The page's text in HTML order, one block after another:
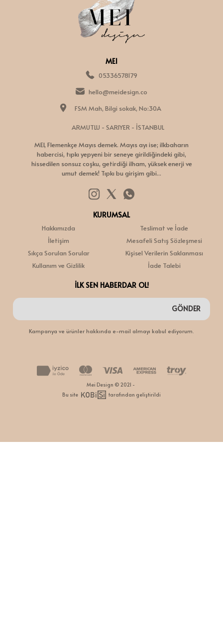
MEI
05336578179
hello@meidesign.co
FSM Mah, Bilgi sokak, No:30A
ARMUTLU - SARIYER - İSTANBUL
MEI, Flemenkçe Mayıs demek. Mayıs ayı ise; ilkbaharın
habercisi, tıpkı yepyeni bir seneye girildiğindeki gibi,
hissedilen sonsuz coşku, getirdiği ilham, yüksek enerji ve
umut demek! Tıpkı bu girişim gibi...
KURUMSAL
Hakkımızda
İletişim
Sıkça Sorulan Sorular
Kullanım ve Gizlilik
Teslimat ve İade
Mesafeli Satış Sözleşmesi
Kişisel Verilerin Saklanması
İade Talebi
İLK SEN HABERDAR OL!
GÖNDER
Kampanya ve ürünler hakkında e-mail almayı kabul ediyorum.
Mei Design © 2021 -
Bu site
tarafından geliştirildi